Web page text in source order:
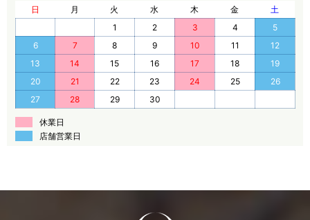
日
月 火 水 木 金
土
1
2 3 4
5
6
7 8 9 10 11
12
13
14 15 16 17 18
19
20
21 22 23 24 25
26
27
28 29 30
休業日
店舗営業日